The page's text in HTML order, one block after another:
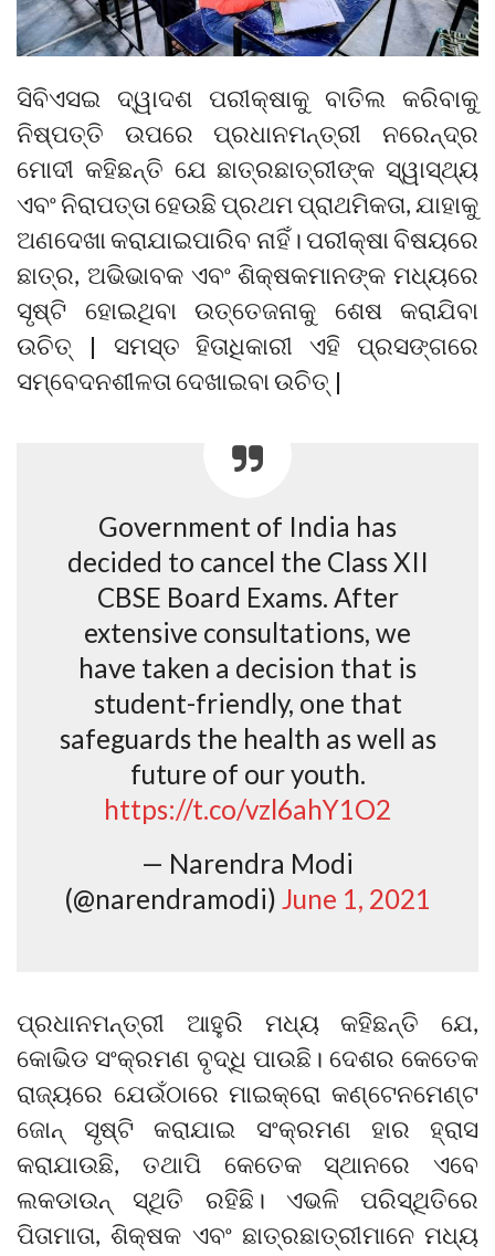
ସିବିଏସଇ ଦ୍ୱାଦଶ ପରୀକ୍ଷାକୁ ବାତିଲ କରିବାକୁ
ନିଷ୍ପତ୍ତି ଉପରେ ପ୍ରଧାନମନ୍ତ୍ରୀ ନରେନ୍ଦ୍ର
ମୋଦୀ କହିଛନ୍ତି ଯେ ଛାତ୍ରଛାତ୍ରୀଙ୍କ ସ୍ୱାସ୍ଥ୍ୟ
ଏବଂ ନିରାପତ୍ତା ହେଉଛି ପ୍ରଥମ ପ୍ରାଥମିକତା, ଯାହାକୁ
ଅଣଦେଖା କରାଯାଇପାରିବ ନାହିଁ। ପରୀକ୍ଷା ବିଷୟରେ
ଛାତ୍ର, ଅଭିଭାବକ ଏବଂ ଶିକ୍ଷକମାନଙ୍କ ମଧ୍ୟରେ
ସୃଷ୍ଟି ହୋଇଥିବା ଉତ୍ତେଜନାକୁ ଶେଷ କରାଯିବା
ଉଚିତ୍ | ସମସ୍ତ ହିତାଧିକାରୀ ଏହି ପ୍ରସଙ୍ଗରେ
ସମ୍ବେଦନଶୀଳତା ଦେଖାଇବା ଉଚିତ୍ |
Government of India has
decided to cancel the Class XII
CBSE Board Exams. After
extensive consultations, we
have taken a decision that is
student-friendly, one that
safeguards the health as well as
future of our youth.
https://t.co/vzl6ahY1O2
— Narendra Modi
(@narendramodi) June 1, 2021
ପ୍ରଧାନମନ୍ତ୍ରୀ ଆହୁରି ମଧ୍ୟ କହିଛନ୍ତି ଯେ,
କୋଭିଡ ସଂକ୍ରମଣ ବୃଦ୍ଧି ପାଉଛି। ଦେଶର କେତେକ
ରାଜ୍ୟରେ ଯେଉଁଠାରେ ମାଇକ୍ରୋ କଣ୍ଟେନମେଣ୍ଟ
ଜୋନ୍ ସୃଷ୍ଟି କରାଯାଇ ସଂକ୍ରମଣ ହାର ହ୍ରାସ
କରାଯାଉଛି, ତଥାପି କେତେକ ସ୍ଥାନରେ ଏବେ
ଲକଡାଉନ୍ ସ୍ଥିତି ରହିଛି। ଏଭଳି ପରିସ୍ଥିତିରେ
ପିତାମାତା, ଶିକ୍ଷକ ଏବଂ ଛାତ୍ରଛାତ୍ରୀମାନେ ମଧ୍ୟ